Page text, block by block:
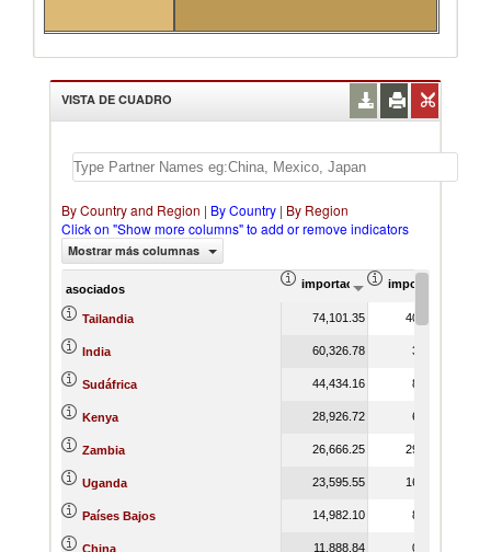
VISTA DE CUADRO
By Country and Region | By Country | By Region
Click on "Show more columns" to add or remove indicators
Mostrar más columnas
asociados importación Valor del comercio
importación
Tailandia 74,101.35 40.04
India 60,326.78 3.08
Sudáfrica 44,434.16 8.10
Kenya 28,926.72 6.78
Zambia 26,666.25 29.31
Uganda 23,595.55 16.55
Países Bajos 14,982.10 8.08
China 11,888.84 0.30